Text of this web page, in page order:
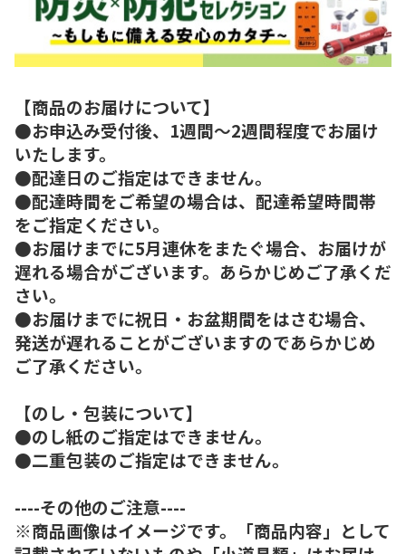
【商品のお届けについて】
●お申込み受付後、1週間～2週間程度でお届け
いたします。
●配達日のご指定はできません。
●配達時間をご希望の場合は、配達希望時間帯
をご指定ください。
●お届けまでに5月連休をまたぐ場合、お届けが
遅れる場合がございます。あらかじめご了承くだ
さい。
●お届けまでに祝日・お盆期間をはさむ場合、
発送が遅れることがございますのであらかじめ
ご了承ください。
【のし・包装について】
●のし紙のご指定はできません。
●二重包装のご指定はできません。
----その他のご注意----
※商品画像はイメージです。「商品内容」として